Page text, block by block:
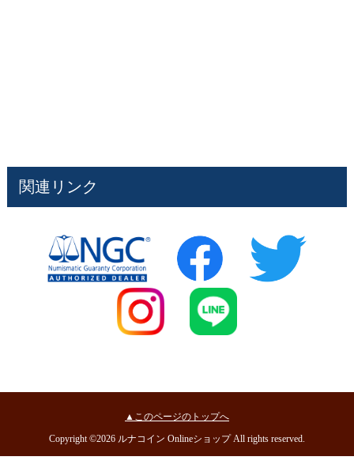
関連リンク
▲このページのトップへ
Copyright ©2026 ルナコイン Onlineショップ All rights reserved.